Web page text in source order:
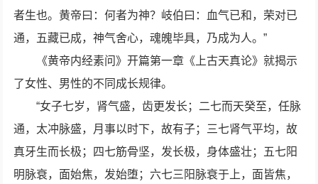
者生也。黄帝曰：何者为神？岐伯曰：血气已和，荣对已
通，五藏已成，神气舍心，魂魄毕具，乃成为人。”
《黄帝内经素问》开篇第一章《上古天真论》就揭示
了女性、男性的不同成长规律。
“女子七岁，肾气盛，齿更发长；二七而天癸至，任脉
通，太冲脉盛，月事以时下，故有子；三七肾气平均，故
真牙生而长极；四七筋骨坚，发长极，身体盛壮；五七阳
明脉衰，面始焦，发始堕；六七三阳脉衰于上，面皆焦，